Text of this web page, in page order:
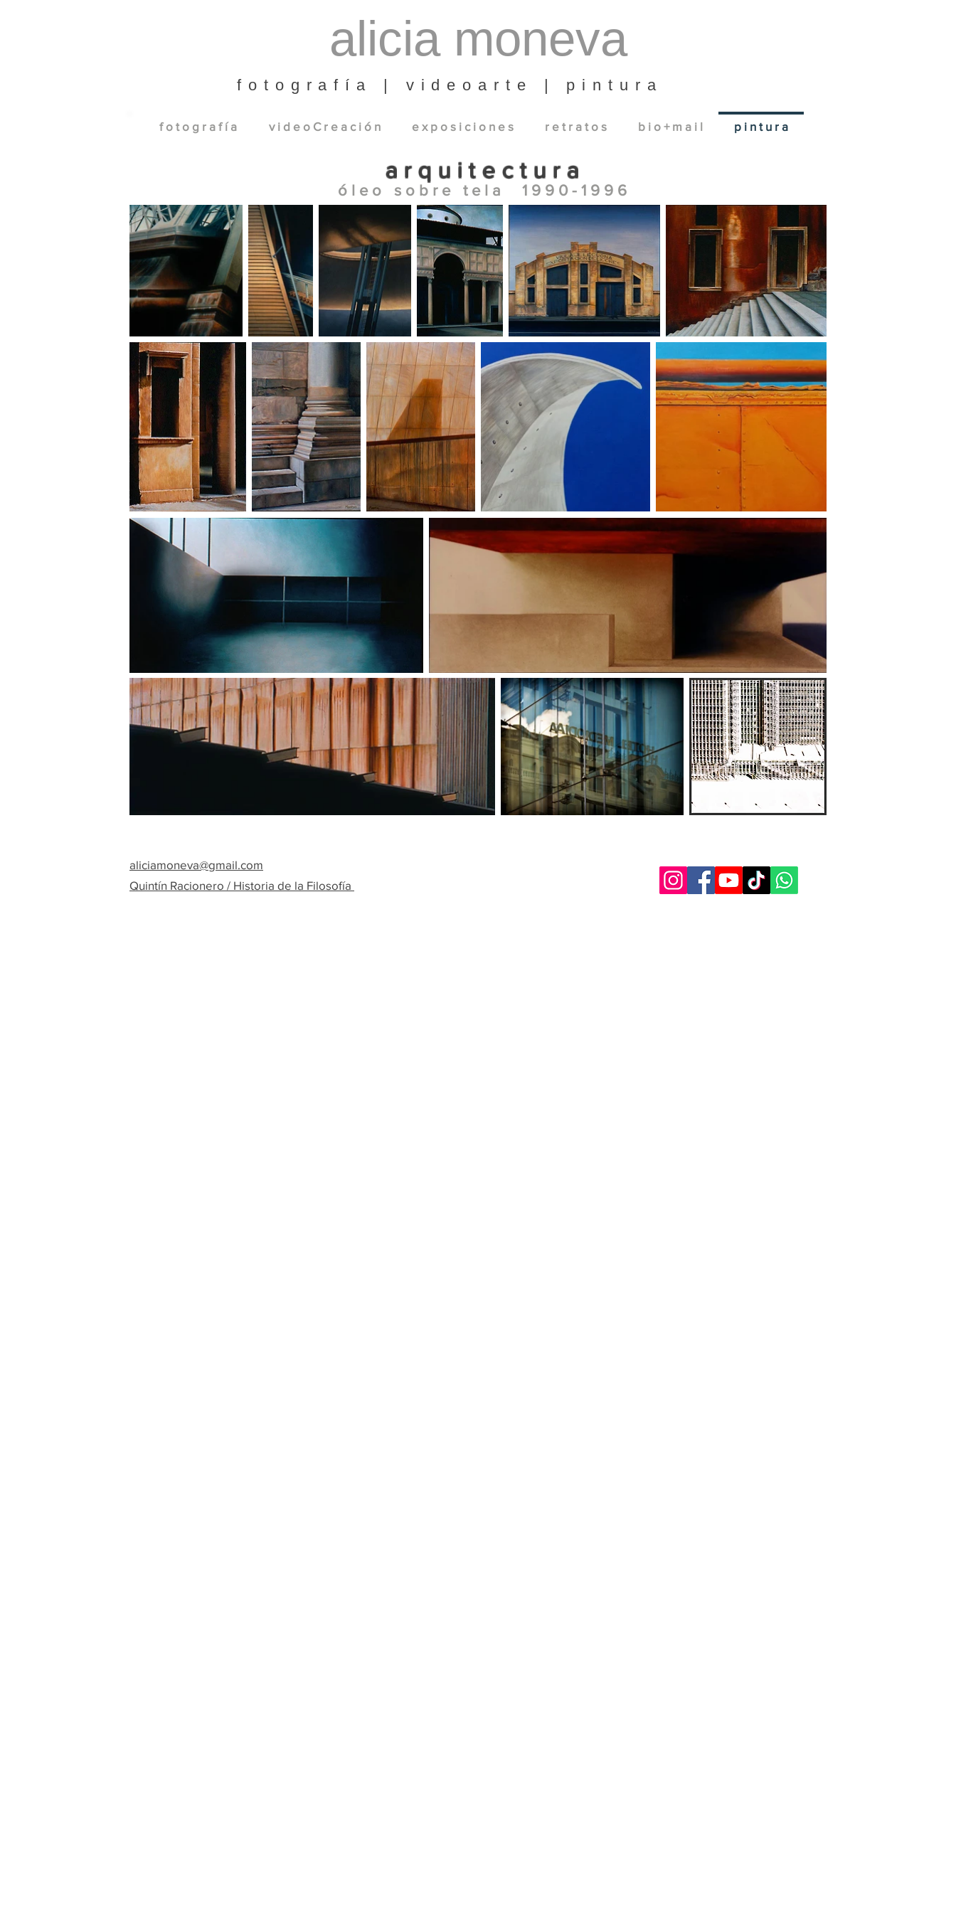
alicia moneva
fotografía | videoarte | pintura
a r q u i t e c t u r a
ó l e o s o b r e t e l a 1 9 9 0 - 1 9 9 6
f o t o g r a f í a v i d e o C r e a c i ó n e x p o s i c i o n e s r e t r a t o s b i o + m a i l p i n t u r a
aliciamoneva@gmail.com
Quintín Racionero / Historia de la Filosofía